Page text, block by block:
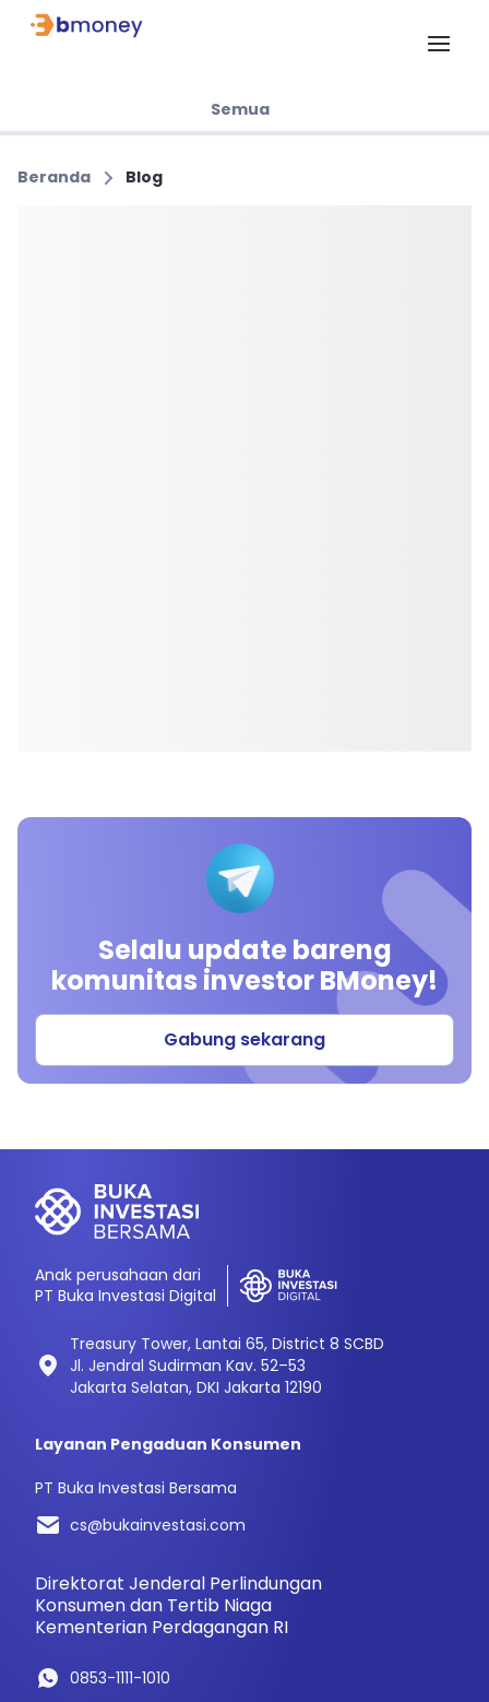
Semua
Beranda Blog
Selalu update bareng
komunitas investor BMoney!
Gabung sekarang
Anak perusahaan dari
PT Buka Investasi Digital
Treasury Tower, Lantai 65, District 8 SCBD
Jl. Jendral Sudirman Kav. 52–53
Jakarta Selatan, DKI Jakarta 12190
Layanan Pengaduan Konsumen
PT Buka Investasi Bersama
cs@bukainvestasi.com
Direktorat Jenderal Perlindungan
Konsumen dan Tertib Niaga
Kementerian Perdagangan RI
0853-1111-1010